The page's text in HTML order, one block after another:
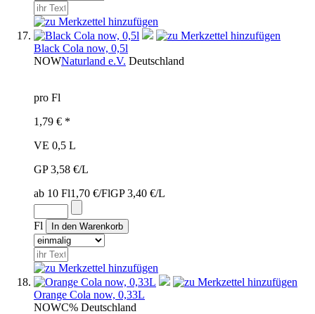
Black Cola now, 0,5l
NOWNaturland e.V. Deutschland
pro Fl
1,79 € *
VE 0,5 L
GP 3,58 €/L
ab 10 Fl1,70 €/FlGP 3,40 €/L
Fl
Orange Cola now, 0,33L
NOWC% Deutschland